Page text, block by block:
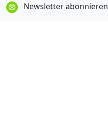
Newsletter abonnieren